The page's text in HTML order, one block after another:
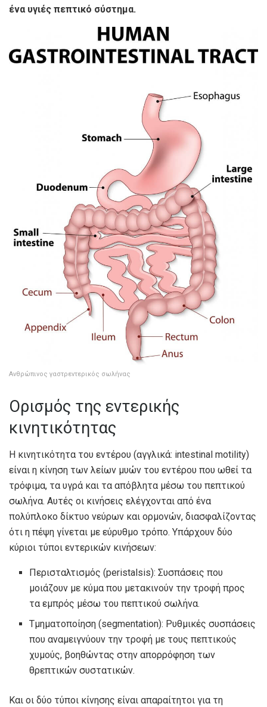
ένα υγιές πεπτικό σύστημα.
Ανθρώπινος γαστρεντερικός σωλήνας
Ορισμός της εντερικής
κινητικότητας
Η κινητικότητα του εντέρου (αγγλικά: intestinal motility)
είναι η κίνηση των λείων μυών του εντέρου που ωθεί τα
τρόφιμα, τα υγρά και τα απόβλητα μέσω του πεπτικού
σωλήνα. Αυτές οι κινήσεις ελέγχονται από ένα
πολύπλοκο δίκτυο νεύρων και ορμονών, διασφαλίζοντας
ότι η πέψη γίνεται με εύρυθμο τρόπο. Υπάρχουν δύο
κύριοι τύποι εντερικών κινήσεων:
Περισταλτισμός (peristalsis): Συσπάσεις που
μοιάζουν με κύμα που μετακινούν την τροφή προς
τα εμπρός μέσω του πεπτικού σωλήνα.
Τμηματοποίηση (segmentation): Ρυθμικές συσπάσεις
που αναμειγνύουν την τροφή με τους πεπτικούς
χυμούς, βοηθώντας στην απορρόφηση των
θρεπτικών συστατικών.
Και οι δύο τύποι κίνησης είναι απαραίτητοι για τη